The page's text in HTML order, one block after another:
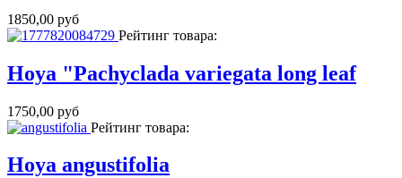
1850,00 руб
Рейтинг товара:
Hoya "Pachyclada variegata long leaf
1750,00 руб
Рейтинг товара:
Hoya angustifolia